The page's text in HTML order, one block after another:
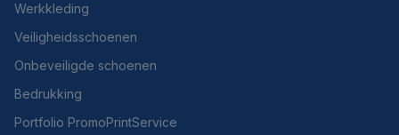
Werkkleding
Veiligheidsschoenen
Onbeveiligde schoenen
Bedrukking
Portfolio PromoPrintService